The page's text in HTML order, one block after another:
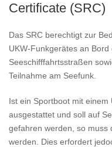
Certificate (SRC)
Das SRC berechtigt zur
UKW-Funkgerätes an
Seeschifffahrtsstraßen
Teilnahme am Seefunk.
Ist ein Sportboot mit
ausgestattet und soll auf
gefahren werden, so muss
werden. Dies erfordert